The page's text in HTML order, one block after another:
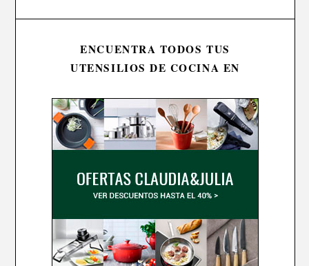
ENCUENTRA TODOS TUS
UTENSILIOS DE COCINA EN